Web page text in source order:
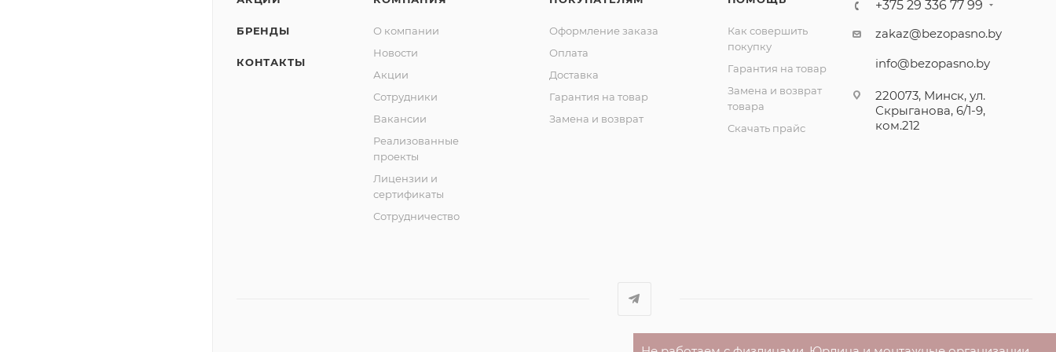
БРЕНДЫ
КОНТАКТЫ
О компании
Новости
Акции
Сотрудники
Вакансии
Реализованные
проекты
Лицензии и
сертификаты
Сотрудничество
Оформление заказа
Оплата
Доставка
Гарантия на товар
Замена и возврат
Как совершить
покупку
Гарантия на товар
Замена и возврат
товара
Скачать прайс
+375 29 336 77 99
zakaz@bezopasno.by
info@bezopasno.by
220073, Минск, ул.
Скрыганова, 6/1-9,
ком.212